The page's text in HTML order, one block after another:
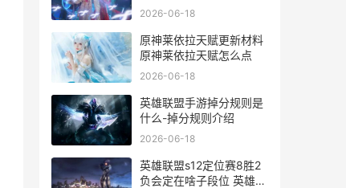
耀荣耀水晶多少次必出
2026-06-18
原神莱依拉天赋更新材料
原神莱依拉天赋怎么点
2026-06-18
英雄联盟手游掉分规则是
什么-掉分规则介绍
2026-06-18
英雄联盟s12定位赛8胜2
负会定在啥子段位 英雄联